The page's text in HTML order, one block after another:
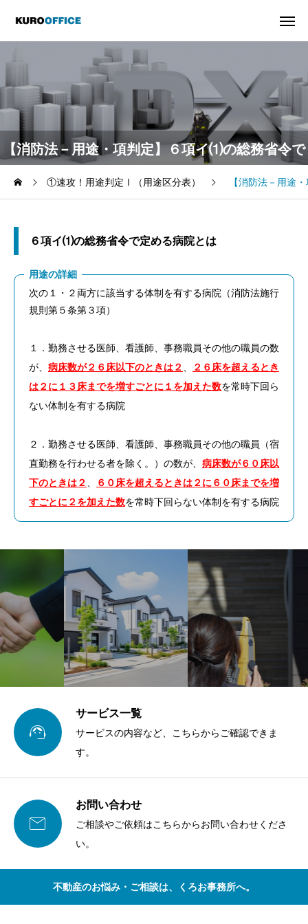
【消防法－用途・項判定】６項イ⑴の総務省令で
定める病院とは
①速攻！用途判定Ⅰ（用途区分表） 【消防法－用途
６項イ⑴の総務省令で定める病院とは
用途の詳細
次の１・２両方に該当する体制を有する病院（消防法施行
規則第５条第３項）
１．勤務させる医師、看護師、事務職員その他の職員の数
が、 病床数が２６床以下のときは２
２６床を超えるとき
は２に１３床までを増すごとに１を加えた数を常時下回ら
ない体制を有する病院
２．勤務させる医師、看護師、事務職員その他の職員（宿
直勤務を行わせる者を除く。）の数が、 病床数が６０床以
下のときは２
６０床を超えるときは２に６０床までを増
すごとに２を加えた数を常時下回らない体制を有する病院

サービス一覧
サービスの内容など、こちらからご確認できま
す。

お問い合わせ
ご相談やご依頼はこちらからお問い合わせくださ
い。
不動産のお悩み・ご相談は、くろお事務所へ。